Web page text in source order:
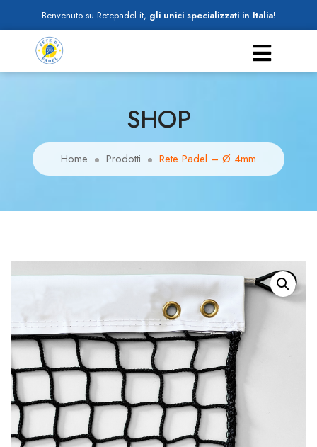
Benvenuto su Retepadel.it, gli unici specializzati in Italia!
SHOP
Home Prodotti Rete Padel – Ø 4mm